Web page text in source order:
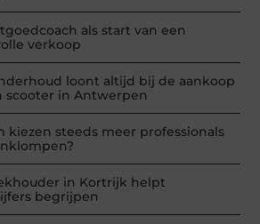
als start van een
verkoop
loont altijd bij de aankoop
scooter in Antwerpen
kiezen steeds meer professionals
in Kortrijk helpt
begrijpen